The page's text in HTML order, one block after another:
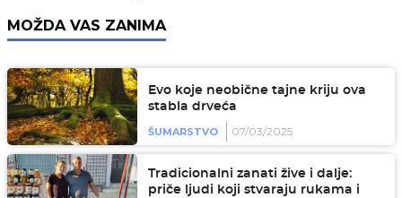
MOŽDA VAS ZANIMA
Evo koje neobične tajne kriju ova
stabla drveća
ŠUMARSTVO 07/03/2025
Tradicionalni zanati žive i dalje:
priče ljudi koji stvaraju rukama i